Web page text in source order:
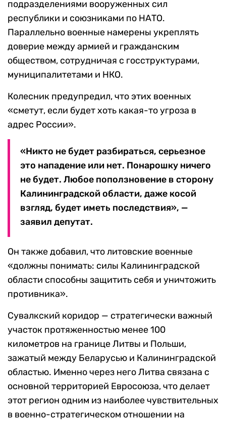
подразделениями вооруженных сил
республики и союзниками по НАТО.
Параллельно военные намерены укреплять
доверие между армией и гражданским
обществом, сотрудничая с госструктурами,
муниципалитетами и НКО.
Колесник предупредил, что этих военных
«сметут, если будет хоть какая-то угроза в
адрес России».
«Никто не будет разбираться, серьезное
это нападение или нет. Понарошку ничего
не будет. Любое поползновение в сторону
Калининградской области, даже косой
взгляд, будет иметь последствия», —
заявил депутат.
Он также добавил, что литовские военные
«должны понимать: силы Калининградской
области способны защитить себя и уничтожить
противника».
Сувалкский коридор — стратегически важный
участок протяженностью менее 100
километров на границе Литвы и Польши,
зажатый между Беларусью и Калининградской
областью. Именно через него Литва связана с
основной территорией Евросоюза, что делает
этот регион одним из наиболее чувствительных
в военно-стратегическом отношении на